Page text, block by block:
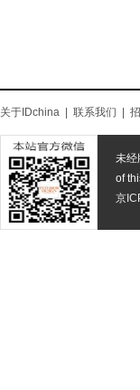
关于IDchina 联系我们
未经
of
京